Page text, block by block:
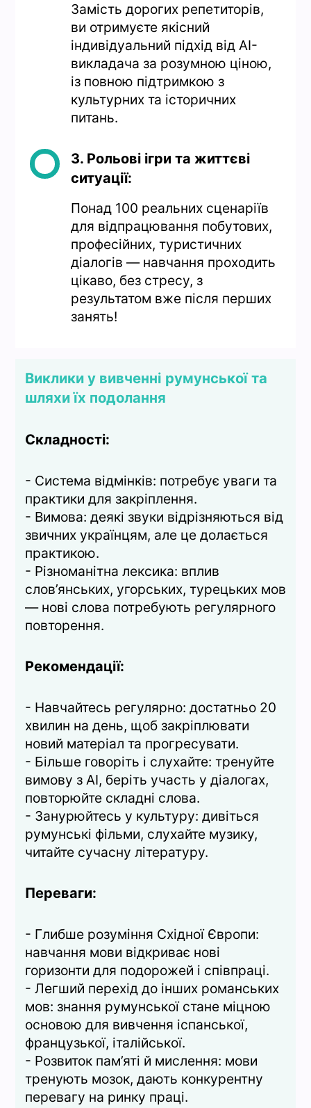
Замість дорогих репетиторів,
ви отримуєте якісний
індивідуальний підхід від AI-
викладача за розумною ціною,
із повною підтримкою з
культурних та історичних
питань.
3. Рольові ігри та життєві
ситуації:
Понад 100 реальних сценаріїв
для відпрацювання побутових,
професійних, туристичних
діалогів — навчання проходить
цікаво, без стресу, з
результатом вже після перших
занять!
Виклики у вивченні румунської та
шляхи їх подолання
Складності:
- Система відмінків: потребує уваги та
практики для закріплення.
- Вимова: деякі звуки відрізняються від
звичних українцям, але це долається
практикою.
- Різноманітна лексика: вплив
слов’янських, угорських, турецьких мов
— нові слова потребують регулярного
повторення.
Рекомендації:
- Навчайтесь регулярно: достатньо 20
хвилин на день, щоб закріплювати
новий матеріал та прогресувати.
- Більше говоріть і слухайте: тренуйте
вимову з AI, беріть участь у діалогах,
повторюйте складні слова.
- Занурюйтесь у культуру: дивіться
румунські фільми, слухайте музику,
читайте сучасну літературу.
Переваги:
- Глибше розуміння Східної Європи:
навчання мови відкриває нові
горизонти для подорожей і співпраці.
- Легший перехід до інших романських
мов: знання румунської стане міцною
основою для вивчення іспанської,
французької, італійської.
- Розвиток пам’яті й мислення: мови
тренують мозок, дають конкурентну
перевагу на ринку праці.